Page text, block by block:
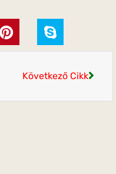
Következő Cikk